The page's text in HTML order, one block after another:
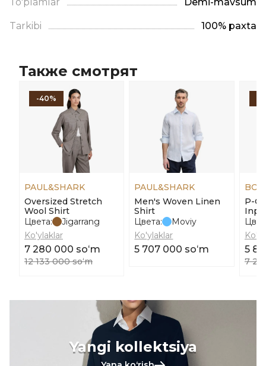
Tarkibi 100% paxta
Также смотрят
-40%
PAUL&SHARK
Oversized Stretch
Wool Shirt
Цвета:
Jigarrang
Ko'ylaklar
7 280 000 soʻm
12 133 000 soʻm
PAUL&SHARK
Men's Woven Linen
Shirt
Цвета:
Moviy
Ko'ylaklar
5 707 000 soʻm
P-
5
7
Yangi kollektsiya